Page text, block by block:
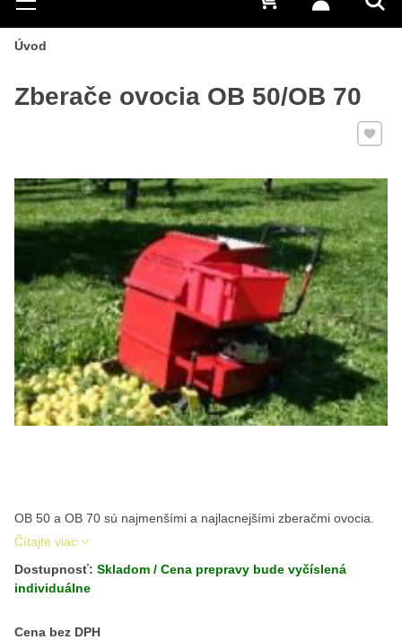
Hľadať
Menu Prihlásiť sa
0 €
Úvod
Zberače ovocia OB 50/OB 70
OB 50 a OB 70 sú najmenšími a najlacnejšími zberačmi ovocia.
Čítajte viac
Pridať
Dostupnosť: Skladom / Cena prepravy bude vyčíslená
individuálne
Cena bez DPH
Cena s DPH